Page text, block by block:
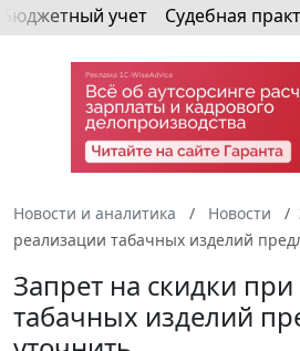
Бюджетный учет Судебная
Новости и аналитика Новости
реализации табачных изделий
Запрет на скидки
табачных изделий